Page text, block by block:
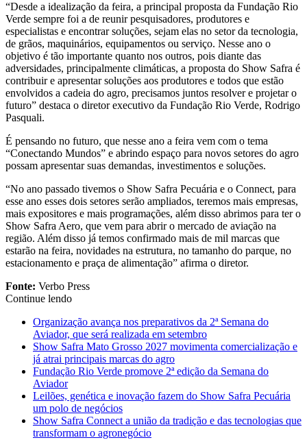
“Desde a idealização da feira, a principal proposta da Fundação Rio
Verde sempre foi a de reunir pesquisadores, produtores e
especialistas e encontrar soluções, sejam elas no setor da tecnologia,
de grãos, maquinários, equipamentos ou serviço. Nesse ano o
objetivo é tão importante quanto nos outros, pois diante das
adversidades, principalmente climáticas, a proposta do Show Safra é
contribuir e apresentar soluções aos produtores e todos que estão
envolvidos a cadeia do agro, precisamos juntos resolver e projetar o
futuro” destaca o diretor executivo da Fundação Rio Verde, Rodrigo
Pasquali.
É pensando no futuro, que nesse ano a feira vem com o tema
“Conectando Mundos” e abrindo espaço para novos setores do agro
possam apresentar suas demandas, investimentos e soluções.
“No ano passado tivemos o Show Safra Pecuária e o Connect, para
esse ano esses dois setores serão ampliados, teremos mais empresas,
mais expositores e mais programações, além disso abrimos para ter o
Show Safra Aero, que vem para abrir o mercado de aviação na
região. Além disso já temos confirmado mais de mil marcas que
estarão na feira, novidades na estrutura, no tamanho do parque, no
estacionamento e praça de alimentação” afirma o diretor.
Fonte: Verbo Press
Continue lendo
Organização avança nos preparativos da 2ª Semana do
Aviador, que será realizada em setembro
Show Safra Mato Grosso 2027 movimenta comercialização e
já atrai principais marcas do agro
Fundação Rio Verde promove 2ª edição da Semana do
Aviador
Leilões, genética e inovação fazem do Show Safra Pecuária
um polo de negócios
Show Safra Connect a união da tradição e das tecnologias que
transformam o agronegócio